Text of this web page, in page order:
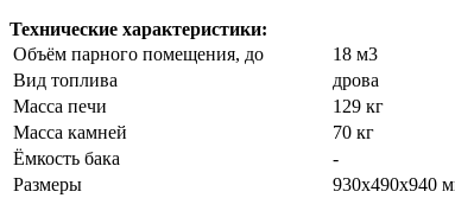
Технические характеристики:
Объём парного помещения, до
18 м3
Вид топлива
дрова
Масса печи
129 кг
Масса камней
70 кг
Ёмкость бака
-
Размеры
930х490х940